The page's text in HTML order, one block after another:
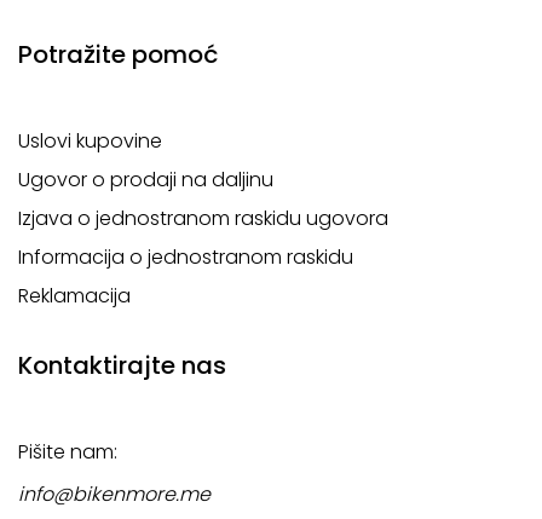
Potražite pomoć
Uslovi kupovine
Ugovor o prodaji na daljinu
Izjava o jednostranom raskidu ugovora
Informacija o jednostranom raskidu
Reklamacija
Kontaktirajte nas
Pišite nam:
info@bikenmore.me